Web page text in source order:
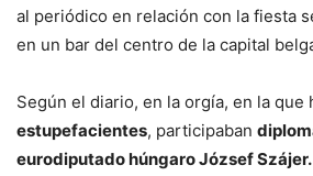
al periódico en relación con la fiesta
en un bar del centro de la capital
Según el diario, en la orgía, en la que
estupefacientes, participaban
eurodiputado húngaro József Szájer.